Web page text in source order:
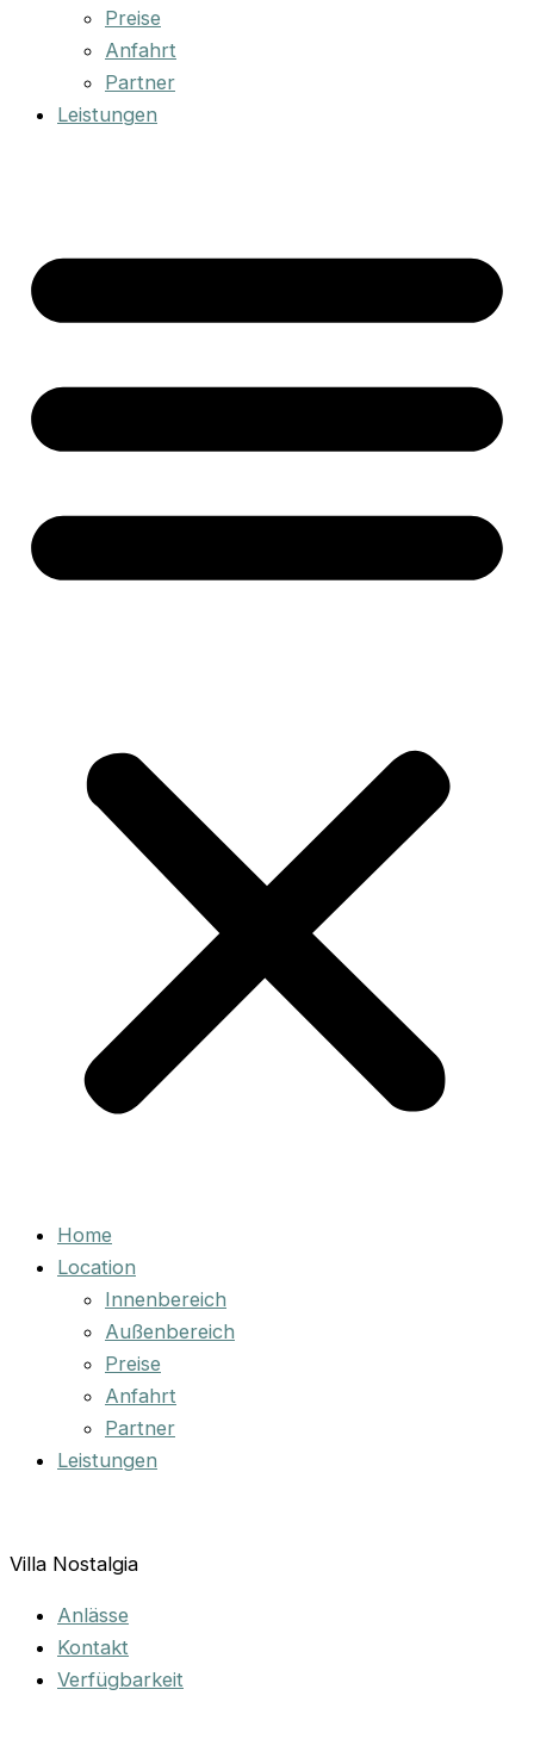
Preise
Anfahrt
Partner
Leistungen
Home
Location
Innenbereich
Außenbereich
Preise
Anfahrt
Partner
Leistungen
Villa Nostalgia
Anlässe
Kontakt
Verfügbarkeit